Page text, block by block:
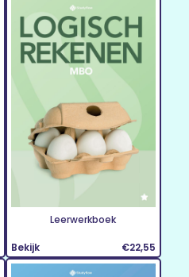
Leerwerkboek
Bekijk €22,55